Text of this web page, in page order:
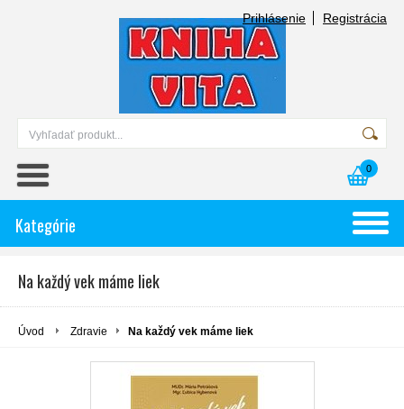
Prihlásenie Registrácia
0
Kategórie
Na každý vek máme liek
Úvod Zdravie Na každý vek máme liek